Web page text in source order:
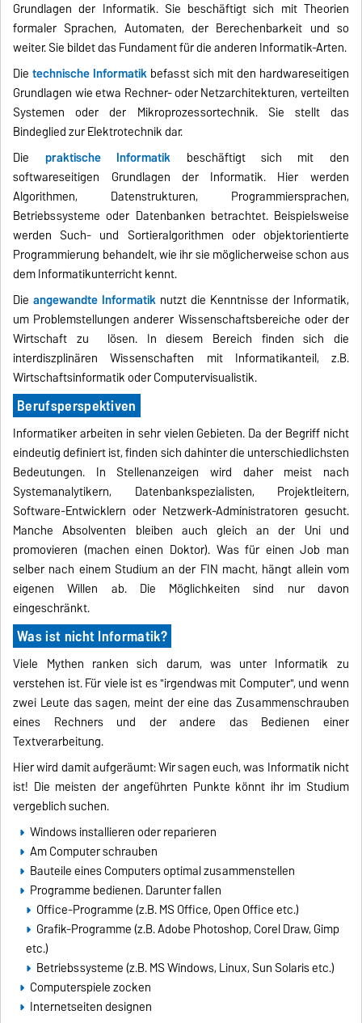
Grundlagen der Informatik. Sie beschäftigt sich mit Theorien
formaler Sprachen, Automaten, der Berechenbarkeit und so
weiter. Sie bildet das Fundament für die anderen Informatik-Arten.
Dietechnische Informatik befasst sich mit den hardwareseitigen
Grundlagen wie etwa Rechner- oder Netzarchitekturen, verteilten
Systemen oder der Mikroprozessortechnik. Sie stellt das
Bindeglied zur Elektrotechnik dar.
Die praktische Informatik beschäftigt sich mit den
softwareseitigen Grundlagen der Informatik. Hier werden
Algorithmen, Datenstrukturen, Programmiersprachen,
Betriebssysteme oder Datenbanken betrachtet. Beispielsweise
werden Such- und Sortieralgorithmen oder objektorientierte
Programmierung behandelt, wie ihr sie möglicherweise schon aus
dem Informatikunterricht kennt.
Dieangewandte Informatik nutzt die Kenntnisse der Informatik,
um Problemstellungen anderer Wissenschaftsbereiche oder der
Wirtschaft zu lösen. In diesem Bereich finden sich die
interdiszplinären Wissenschaften mit Informatikanteil, z.B.
Wirtschaftsinformatik oder Computervisualistik.
Berufsperspektiven
Informatiker arbeiten in sehr vielen Gebieten. Da der Begriff nicht
eindeutig definiert ist, finden sich dahinter die unterschiedlichsten
Bedeutungen. In Stellenanzeigen wird daher meist nach
Systemanalytikern, Datenbankspezialisten, Projektleitern,
Software-Entwicklern oder Netzwerk-Administratoren gesucht.
Manche Absolventen bleiben auch gleich an der Uni und
promovieren (machen einen Doktor). Was für einen Job man
selber nach einem Studium an der FIN macht, hängt allein vom
eigenen Willen ab. Die Möglichkeiten sind nur davon
eingeschränkt.
Was ist nicht Informatik?
Viele Mythen ranken sich darum, was unter Informatik zu
verstehen ist. Für viele ist es "irgendwas mit Computer", und wenn
zwei Leute das sagen, meint der eine das Zusammenschrauben
eines Rechners und der andere das Bedienen einer
Textverarbeitung.
Hier wird damit aufgeräumt: Wir sagen euch, was Informatik nicht
ist! Die meisten der angeführten Punkte könnt ihr im Studium
vergeblich suchen.
Windows installieren oder reparieren
Am Computer schrauben
Bauteile eines Computers optimal zusammenstellen
Programme bedienen. Darunter fallen
Office-Programme (z.B. MS Office, Open Office etc.)
Grafik-Programme (z.B. Adobe Photoshop, Corel Draw, Gimp
etc.)
Betriebssysteme (z.B. MS Windows, Linux, Sun Solaris etc.)
Computerspiele zocken
Internetseiten designen